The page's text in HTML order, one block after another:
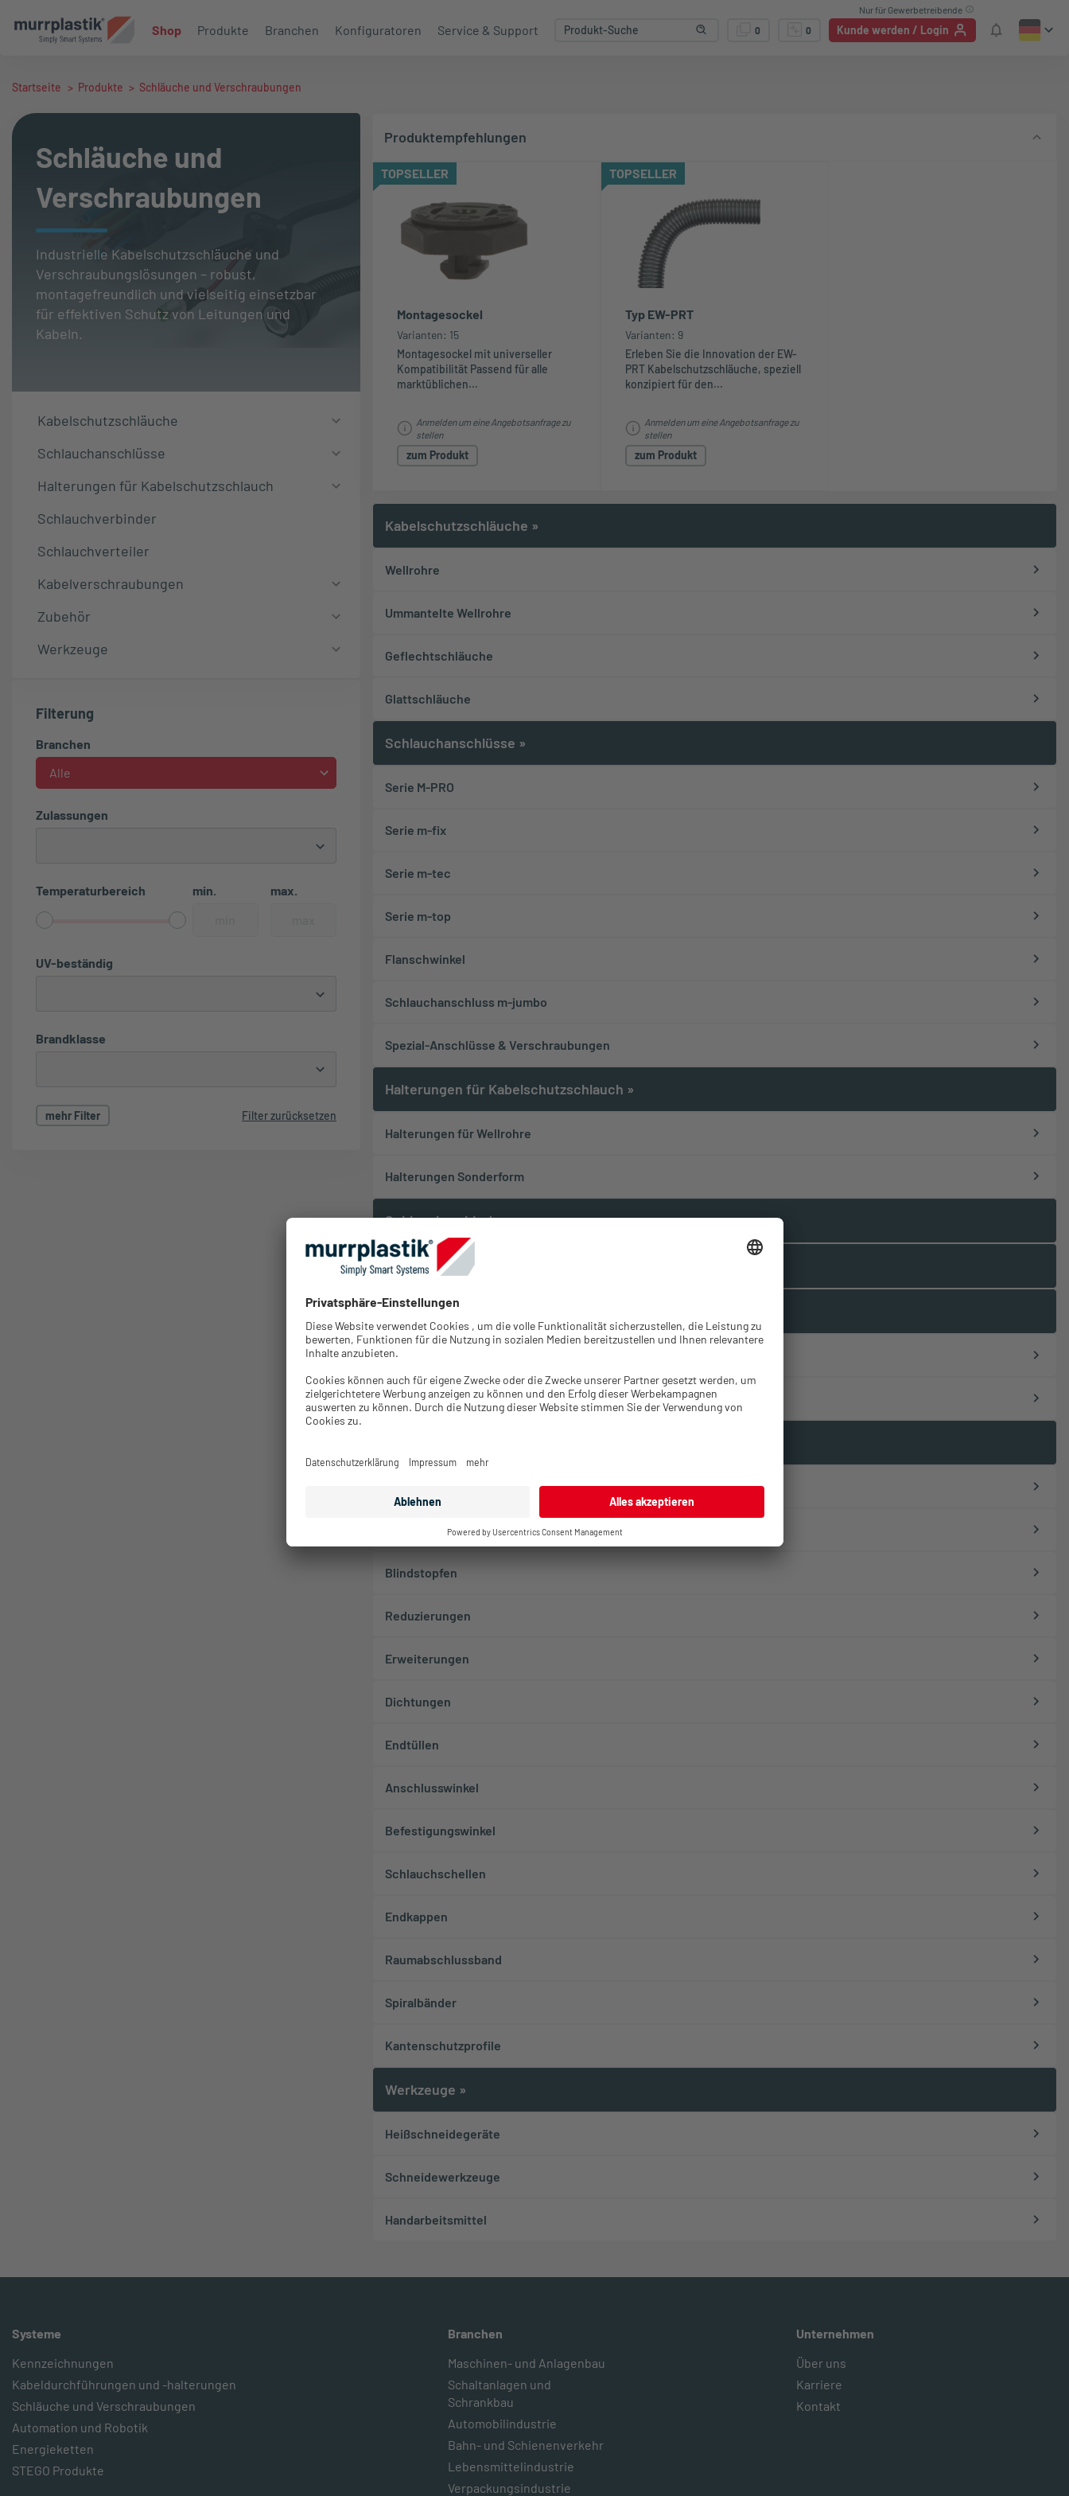
Shop Produkte Branchen Konfiguratoren Service & Support 0 0 Kunde werden / Login
Nur für Gewerbetreibende
Startseite > Produkte > Schläuche und Verschraubungen
Schläuche und
Verschraubungen
Industrielle Kabelschutzschläuche und
Verschraubungslösungen – robust,
montagefreundlich und vielseitig einsetzbar
für effektiven Schutz von Leitungen und
Kabeln.
Kabelschutzschläuche
Schlauchanschlüsse
Halterungen für Kabelschutzschlauch
Schlauchverbinder
Schlauchverteiler
Kabelverschraubungen
Zubehör
Werkzeuge
Filterung
Branchen
Alle
Zulassungen
Temperaturbereich min. max.
UV-beständig
Brandklasse
mehr Filter Filter zurücksetzen
Produktempfehlungen
TOPSELLER
Montagesockel
Varianten: 15
Montagesockel mit universeller
Kompatibilität Passend für alle
marktüblichen...
Anmelden um eine Angebotsanfrage zu
stellen
zum Produkt
TOPSELLER
Typ EW-PRT
Varianten: 9
Erleben Sie die Innovation der EW-
PRT Kabelschutzschläuche, speziell
konzipiert für den...
Anmelden um eine Angebotsanfrage zu
stellen
zum Produkt
Kabelschutzschläuche »
Wellrohre
Ummantelte Wellrohre
Geflechtschläuche
Glattschläuche
Schlauchanschlüsse »
Serie M-PRO
Serie m-fix
Serie m-tec
Serie m-top
Flanschwinkel
Schlauchanschluss m-jumbo
Spezial-Anschlüsse & Verschraubungen
Halterungen für Kabelschutzschlauch »
Halterungen für Wellrohre
Halterungen Sonderform
Schlauchverbinder»
Schlauchverteiler
Kabelverschraubungen
Serie m-seal
Serie WKK
Gegenmuttern
Blindstopfen
Reduzierungen
Erweiterungen
Dichtungen
Endtüllen
Anschlusswinkel
Befestigungswinkel
Schlauchschellen
Endkappen
Raumabschlussband
Spiralbänder
Kantenschutzprofile
Werkzeuge »
Heißschneidegeräte
Schneidewerkzeuge
Handarbeitsmittel
Systeme
Kennzeichnungen
Kabeldurchführungen und -halterungen
Schläuche und Verschraubungen
Automation und Robotik
Energieketten
STEGO Produkte
Branchen
Maschinen- und Anlagenbau
Schaltanlagen und
Schrankbau
Automobilindustrie
Bahn- und Schienenverkehr
Lebensmittelindustrie
Verpackungsindustrie
Unternehmen
Über uns
Karriere
Kontakt